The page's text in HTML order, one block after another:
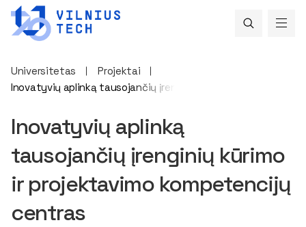
Universitetas
Projektai
Inovatyvių aplinką tausojančių įrenginių kūrimo ir
Inovatyvių aplinką
tausojančių įrenginių kūrimo
ir projektavimo kompetencijų
centras